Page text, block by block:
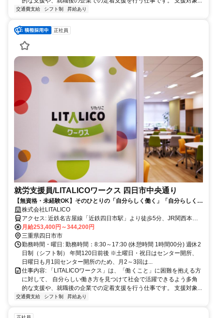
交通費支給 シフト制 昇給あり
正社員
就労支援員/LITALICOワークス 四日市中央通り
【無資格・未経験OK】そのひとりの「自分らしく働く」「自分らしく生
きる」をサポートする就労支援員
株式会社LITALICO
アクセス: 近鉄名古屋線「近鉄四日市駅」より徒歩5分、JR関西本線
「四日市駅」より徒歩11分
月給253,400円～344,200円
三重県四日市市
勤務時間・曜日: 勤務時間：8:30～17:30 (休憩時間 1時間00分) 週休2
日制（シフト制） 年間120日前後 ※土曜日・祝日はセンター開所、
日曜日も月1回センター開所のため、月2～3回は...
仕事内容: 「LITALICOワークス」は、「働くこと」に困難を抱える方
に対して、 自分らしい働き方を見つけて社会で活躍できるよう多角
的な支援や、就職後の企業での定着支援を行う仕事です。 支援対象...
交通費支給 シフト制 昇給あり